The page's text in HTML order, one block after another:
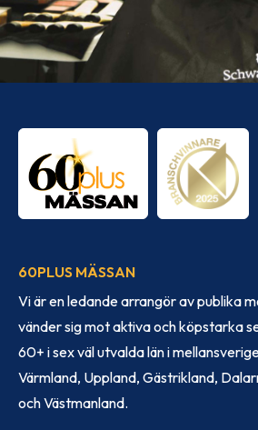
60PLUS MÄSSAN
Vi är en ledande arrangör av publika
vänder sig mot aktiva och köpstarka
60+ i sex väl utvalda län i
Värmland, Uppland, Gästrikland,
och Västmanland.